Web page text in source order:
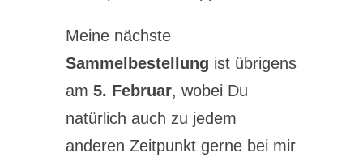
Meine nächste
Sammelbestellung ist übrigens
am 5. Februar, wobei Du
natürlich auch zu jedem
anderen Zeitpunkt gerne bei mir